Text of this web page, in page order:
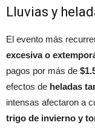
Lluvias y
El evento más
excesiva o
pagos por más de
efectos de heladas
intensas afectaron a
trigo de invierno y